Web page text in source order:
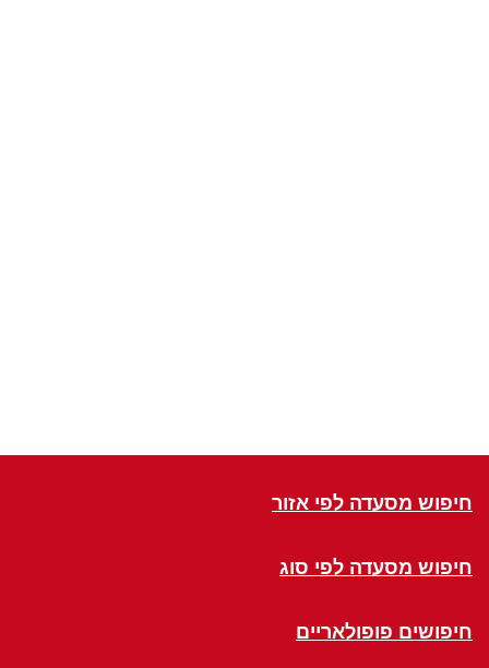
חיפוש מסעדה לפי אזור
חיפוש מסעדה לפי סוג
חיפושים פופולאריים